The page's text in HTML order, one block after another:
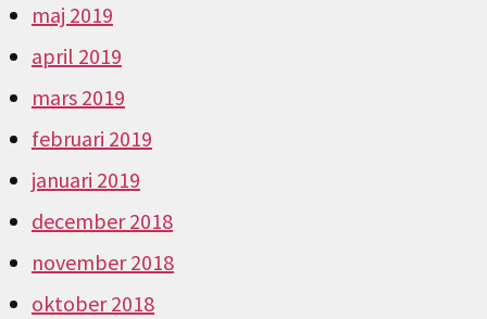
maj 2019
april 2019
mars 2019
februari 2019
januari 2019
december 2018
november 2018
oktober 2018